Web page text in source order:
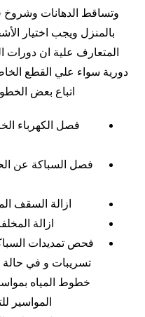
وتساقط الدهانات وشروخ
بالمنزل ويجب اختيار
المتعارف علية ان دورات
دورية سواء علي القطع
اتباع بعض
فصل الكهرباء
فصل السباكة عن
ازالة السقف
ازالة
فحص تمديدات
تسريبات و في حالة
خطوط المياه
المواسير